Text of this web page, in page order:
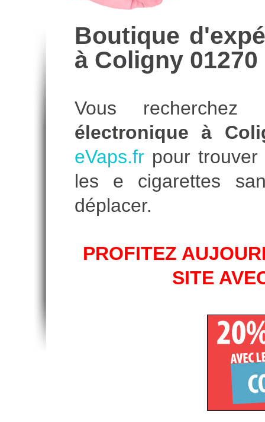
Boutique
à Coligny 01270
Vous
électronique à
eVaps.frpour trouver
les e cigarettes
déplacer.
PROFITEZ
SITE